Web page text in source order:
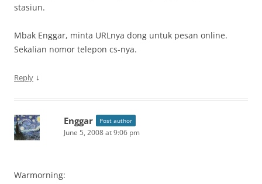
stasiun.
Mbak Enggar, minta URLnya dong untuk pesan online.
Sekalian nomor telepon cs-nya.
Reply ↓
Enggar Post author
June 5, 2008 at 9:06 pm
Warmorning: